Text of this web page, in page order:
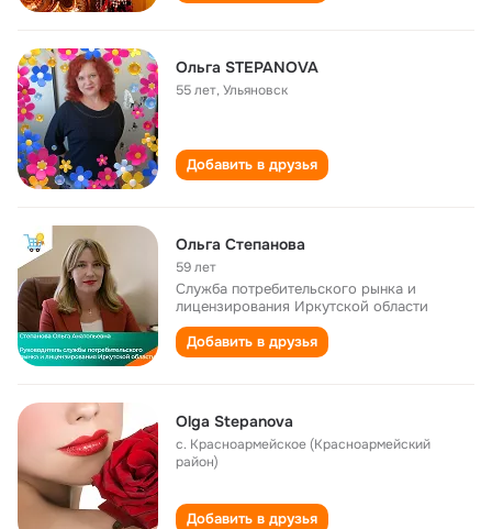
Ольга STEPANOVA
55 лет,Ульяновск
Добавить в друзья
Ольга Степанова
59 лет
Служба потребительского рынка и
лицензирования Иркутской области
Добавить в друзья
Olga Stepanova
с. Красноармейское (Красноармейский
район)
Добавить в друзья